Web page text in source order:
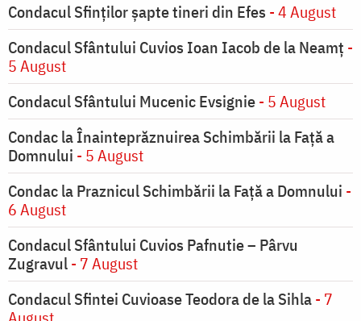
Condacul Sfinţilor şapte tineri din Efes - 4 August
Condacul Sfântului Cuvios Ioan Iacob de la Neamț -
5 August
Condacul Sfântului Mucenic Evsignie- 5 August
Condac la Înainteprăznuirea Schimbării la Faţă a
Domnului - 5 August
Condac la Praznicul Schimbării la Faţă a Domnului -
6 August
Condacul Sfântului Cuvios Pafnutie – Pârvu
Zugravul- 7 August
Condacul Sfintei Cuvioase Teodora de la Sihla- 7